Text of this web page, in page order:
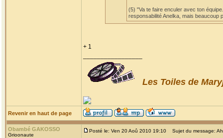
(5) "Va te faire enculer avec ton
responsabilité Anelka, mais beaucoup
+ 1
Les Toiles de
Revenir en haut de page
Obambé GAKOSSO
Grioonaute
Posté le: Ven 20 Aoû 2010 19:10 Sujet du message: